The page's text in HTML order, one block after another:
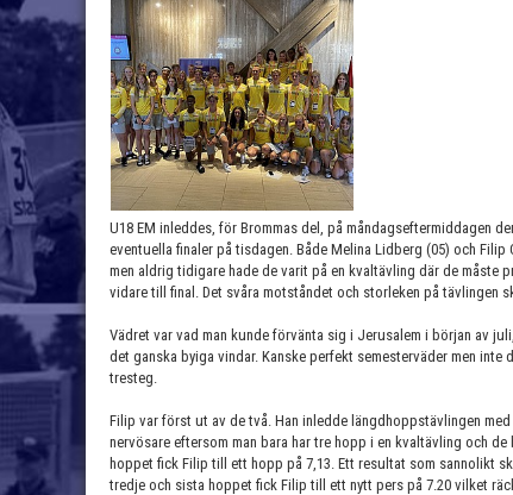
U18 EM inleddes, för Brommas del, på måndagseftermiddagen
eventuella finaler på tisdagen. Både Melina Lidberg (05) och
men aldrig tidigare hade de varit på en kvaltävling där de måste
vidare till final. Det svåra motståndet och storleken på tävlingen
Vädret var vad man kunde förvänta sig i Jerusalem i början av
det ganska byiga vindar. Kanske perfekt semesterväder men
tresteg.
Filip var först ut av de två. Han inledde längdhoppstävlingen
nervösare eftersom man bara har tre hopp i en kvaltävling och
hoppet fick Filip till ett hopp på 7,13. Ett resultat som sannolikt
tredje och sista hoppet fick Filip till ett nytt pers på 7.20 vilket